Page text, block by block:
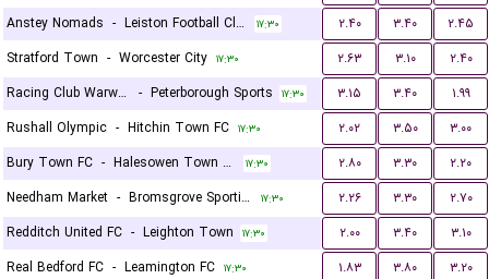
Anstey Nomads - Leiston Football Club ۱۷:۳۰ ۲.۴۰ ۳.۴۰
۲.۴۵
Stratford Town - Worcester City ۱۷:۳۰ ۲.۶۳ ۳.۱۰
۲.۴۰
Racing Club Warwick
- Peterborough Sports ۱۷:۳۰ ۳.۱۵ ۳.۴۰
۱.۹۹
Rushall Olympic - Hitchin Town FC ۱۷:۳۰ ۲.۰۲ ۳.۵۰
۳.۰۰
Bury Town FC - Halesowen Town FC ۱۷:۳۰ ۲.۸۰ ۳.۳۰
۲.۲۰
Needham Market - Bromsgrove Sporting ۱۷:۳۰ ۲.۲۶ ۳.۳۰
۲.۷۰
Redditch United FC - Leighton Town ۱۷:۳۰ ۲.۰۰ ۳.۴۰
۳.۱۰
Real Bedford FC - Leamington FC ۱۷:۳۰ ۱.۸۳ ۳.۸۰
۳.۲۰